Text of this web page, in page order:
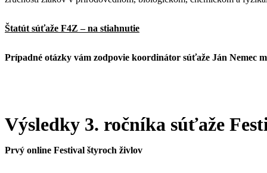
Štatút súťaže F4Z – na stiahnutie
Prípadné otázky vám zodpovie koordinátor súťaže Ján Nemec
Výsledky 3. ročníka súťaže
Prvý online Festival štyroch živlov